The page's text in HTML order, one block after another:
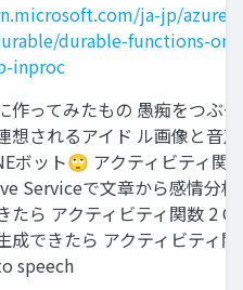
ja-jp/azure/
durable-functions-
inproc
作ってみたもの 愚痴をつぶ
想されるアイド ル画像と音
ボット🙄 アクティビティ関
Serviceで文章から感情分析
たら アクティビティ関数 2
成できたら アクティビティ
speech